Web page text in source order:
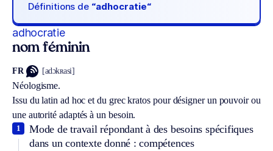
Définitions de “adhocratie“
adhocratie
nom féminin
FR [adɔkʀasi]
Néologisme.
Issu du latin ad hoc et du greckratos pour désigner un pouvoir ou
une autorité adaptés à un besoin.
Mode de travail répondant à des besoins spécifiques
dans un contexte donné : compétences
1